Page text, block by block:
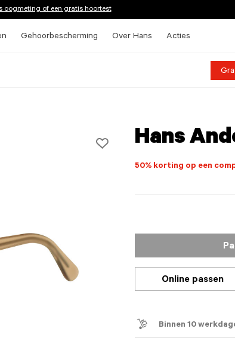
oogmeting of een gratis hoortest
Gehoorbescherming Over Hans Acties
Hans
50% korting op een
Online passen
Binnen 10